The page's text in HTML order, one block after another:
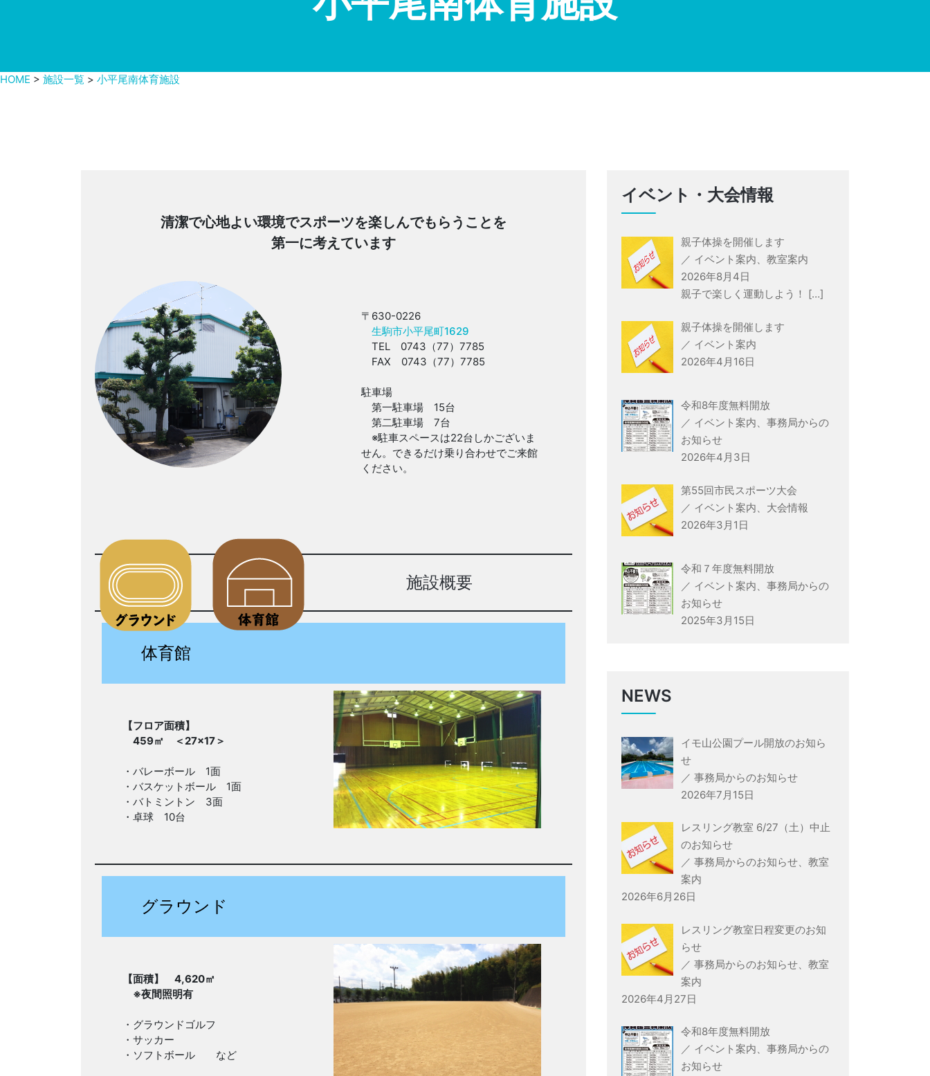
HOME > 施設一覧 > 小平尾南体育施設
清潔で心地よい環境でスポーツを楽しんでもらうことを
第一に考えています
〒630-0226
生駒市小平尾町1629
TEL 0743（77）7785
FAX 0743（77）7785
駐車場
第一駐車場 15台
第二駐車場 7台
※駐車スペースは22台しかございま
せん。できるだけ乗り合わせでご来館
ください。
施設概要
体育館
【フロア面積】
459㎡ ＜27×17＞
・バレーボール 1面
・バスケットボール 1面
・バトミントン 3面
・卓球 10台
グラウンド
【面積】 4,620㎡
※夜間照明有
・グラウンドゴルフ
・サッカー
・ソフトボール など
イベント・大会情報
親子体操を開催します
／ イベント案内、教室案内
2026年8月4日
親子で楽しく運動しよう！ […]
親子体操を開催します
／ イベント案内
2026年4月16日
令和8年度無料開放
／ イベント案内、事務局からの
お知らせ
2026年4月3日
第55回市民スポーツ大会
／ イベント案内、大会情報
2026年3月1日
令和７年度無料開放
／ イベント案内、事務局からの
お知らせ
2025年3月15日
NEWS
イモ山公園プール開放のお知ら
せ
／事務局からのお知らせ
2026年7月15日
レスリング教室 6/27（土）中止
のお知らせ
／事務局からのお知らせ、教室
案内
2026年6月26日
レスリング教室日程変更のお知
らせ
／事務局からのお知らせ、教室
案内
2026年4月27日
令和8年度無料開放
／ イベント案内、事務局からの
お知らせ